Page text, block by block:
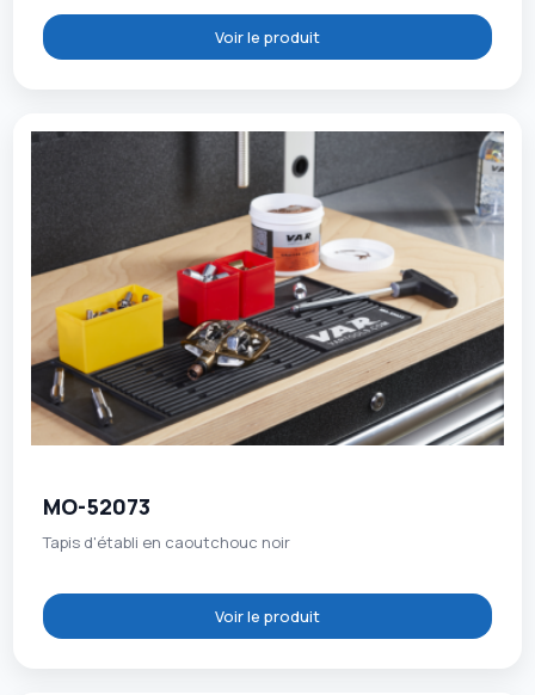
Voir le produit
MO-52073
Tapis d'établi en caoutchouc noir
Voir le produit